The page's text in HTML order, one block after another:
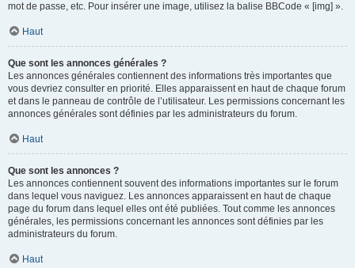
mot de passe, etc. Pour insérer une image, utilisez la balise BBCode « [img] ».
Haut
Que sont les annonces générales ?
Les annonces générales contiennent des informations très importantes que
vous devriez consulter en priorité. Elles apparaissent en haut de chaque forum
et dans le panneau de contrôle de l’utilisateur. Les permissions concernant les
annonces générales sont définies par les administrateurs du forum.
Haut
Que sont les annonces ?
Les annonces contiennent souvent des informations importantes sur le forum
dans lequel vous naviguez. Les annonces apparaissent en haut de chaque
page du forum dans lequel elles ont été publiées. Tout comme les annonces
générales, les permissions concernant les annonces sont définies par les
administrateurs du forum.
Haut